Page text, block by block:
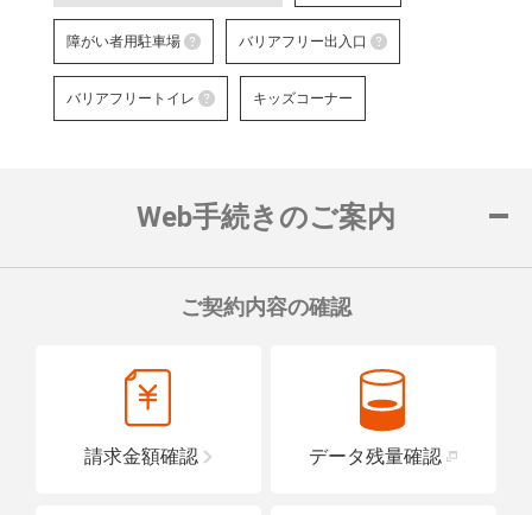
au SaKuTTO（セルフ端末）
お客さまご自身でお手続き可
る店舗です。
対応可能なお手続きなど詳細は
障がい者用駐車場
障がい者用駐車場
障がい者用の駐車スペースをご用意して
バリアフリー出入口
バリアフリートイレ
詳細はこちら
キッズコーナー
Web手続きのご案内
ご契約内容の確認
請求金額確認 データ残量確認